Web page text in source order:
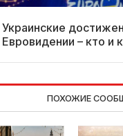
Украинские
Евровидении – кто и
ПОХОЖИЕ